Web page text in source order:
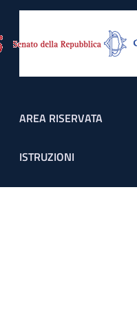
Footer menu
AREA RISERVATA
ISTRUZIONI